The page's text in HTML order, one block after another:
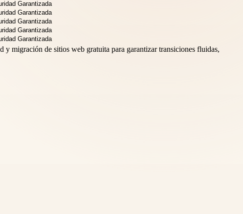
migración de sitios web gratuita para garantizar transiciones fluidas,